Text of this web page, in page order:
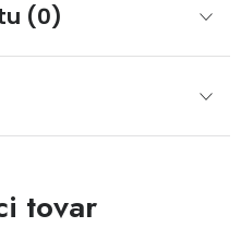
(0)
tovar